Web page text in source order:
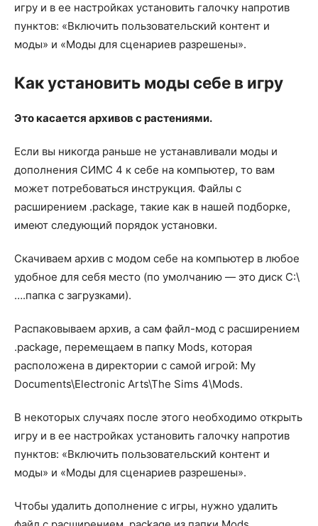
игру и в ее настройках установить галочку напротив
пунктов: «Включить пользовательский контент и
моды» и «Моды для сценариев разрешены».
Как установить моды себе в игру
Это касается архивов с растениями.
Если вы никогда раньше не устанавливали моды и
дополнения СИМС 4 к себе на компьютер, то вам
может потребоваться инструкция. Файлы с
расширением .package, такие как в нашей подборке,
имеют следующий порядок установки.
Скачиваем архив с модом себе на компьютер в любое
удобное для себя место (по умолчанию — это диск С:\
….папка с загрузками).
Распаковываем архив, а сам файл-мод с расширением
.package, перемещаем в папку Mods, которая
расположена в директории с самой игрой: My
Documents\Electronic Arts\The Sims 4\Mods.
В некоторых случаях после этого необходимо открыть
игру и в ее настройках установить галочку напротив
пунктов: «Включить пользовательский контент и
моды» и «Моды для сценариев разрешены».
Чтобы удалить дополнение с игры, нужно удалить